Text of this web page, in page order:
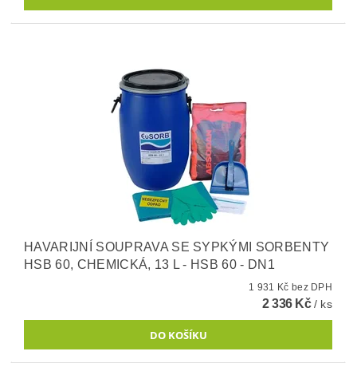
HAVARIJNÍ SOUPRAVA SE SYPKÝMI SORBENTY
HSB 60, CHEMICKÁ, 13 L - HSB 60 - DN1
1 931 Kč bez DPH
2 336 Kč/ ks